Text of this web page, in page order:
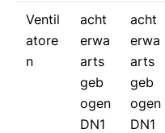
Ventil
atore
n
acht
erwa
arts
geb
ogen
DN1
acht
erwa
arts
geb
ogen
DN1